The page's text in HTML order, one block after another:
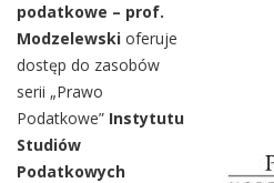
podatkowe – prof.
Modzelewski oferuje
dostęp do zasobów
serii „Prawo
Podatkowe” Instytutu
Studiów
Podatkowych